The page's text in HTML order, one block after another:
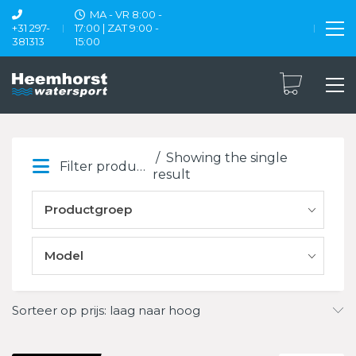
+31 297-
381313
MA - VR 8:00 -
17:00 | ZAT 9:00 -
15:00
Filter products
Showing the single
result
Productgroep
Model
Sorteer op prijs: laag naar hoog